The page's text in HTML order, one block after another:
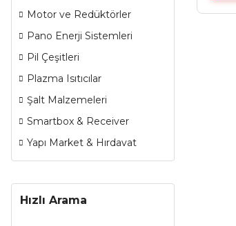
Motor ve Redüktörler
Pano Enerji Sistemleri
Pil Çeşitleri
Plazma Isıtıcılar
Şalt Malzemeleri
Smartbox & Receiver
Yapı Market & Hırdavat
Hızlı Arama